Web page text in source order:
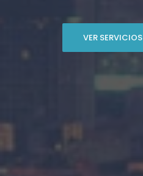
VER SERVICIOS